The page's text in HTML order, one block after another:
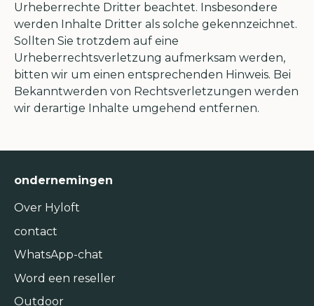
Urheberrechte Dritter beachtet. Insbesondere
werden Inhalte Dritter als solche gekennzeichnet.
Sollten Sie trotzdem auf eine
Urheberrechtsverletzung aufmerksam werden,
bitten wir um einen entsprechenden Hinweis. Bei
Bekanntwerden von Rechtsverletzungen werden
wir derartige Inhalte umgehend entfernen.
ondernemingen
Over Hyloft
contact
WhatsApp-chat
Word een reseller
Outdoor